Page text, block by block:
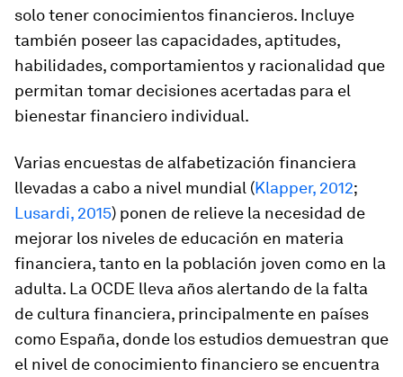
solo tener conocimientos financieros. Incluye
también poseer las capacidades, aptitudes,
habilidades, comportamientos y racionalidad que
permitan tomar decisiones acertadas para el
bienestar financiero individual.
Varias encuestas de alfabetización financiera
llevadas a cabo a nivel mundial (Klapper, 2012;
Lusardi, 2015) ponen de relieve la necesidad de
mejorar los niveles de educación en materia
financiera, tanto en la población joven como en la
adulta. La OCDE lleva años alertando de la falta
de cultura financiera, principalmente en países
como España, donde los estudios demuestran que
el nivel de conocimiento financiero se encuentra